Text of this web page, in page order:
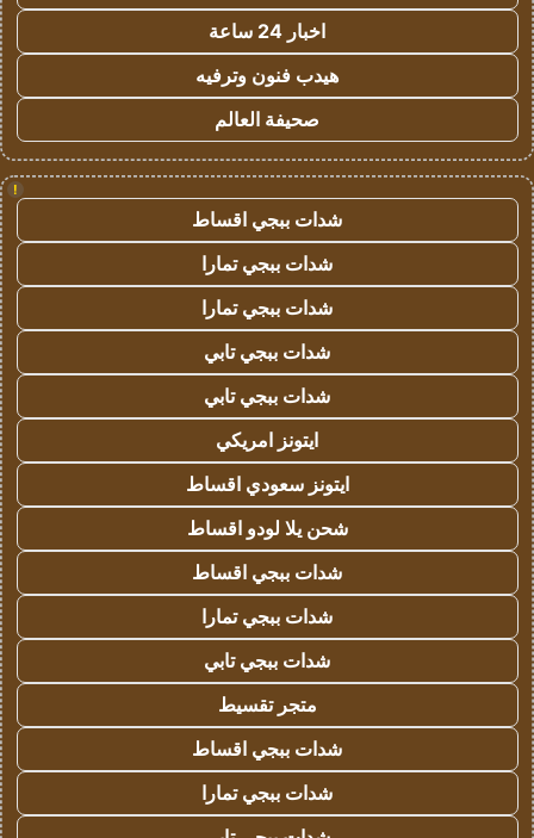
اخبار 24 ساعة
هيدب فنون وترفيه
صحيفة العالم
!
شدات ببجي اقساط
شدات ببجي تمارا
شدات ببجي تمارا
شدات ببجي تابي
شدات ببجي تابي
ايتونز امريكي
ايتونز سعودي اقساط
شحن يلا لودو اقساط
شدات ببجي اقساط
شدات ببجي تمارا
شدات ببجي تابي
متجر تقسيط
شدات ببجي اقساط
شدات ببجي تمارا